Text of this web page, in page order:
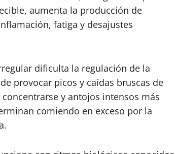
aumenta la producción de
fatiga y desajustes
dificulta la regulación de la
provocar picos y caídas bruscas de
y antojos intensos más
comiendo en exceso por la